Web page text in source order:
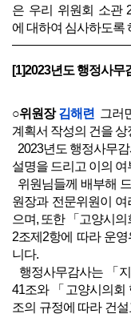
은 우리 위원회 소관
에 대하여 심사하도록
[1]2023년도 행정사무
○위원장김해련
그러
계획서 작성의 건을 상
2023년도 행정사무
설명을 드리고 이의
위원님들께 배부해
원장과 전문위원이
으며, 또한 「고양시
2조제2항에 따라 운
니다.
행정사무감사는 「
41조와 「고양시의회
조의 규정에 따라 건